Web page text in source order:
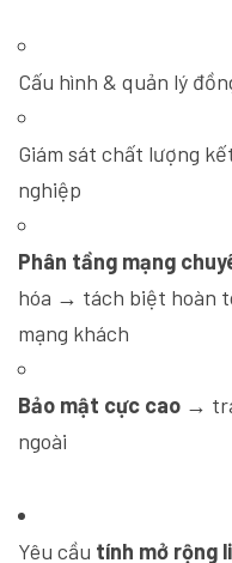
Cấu hình & quản lý
Giám sát chất lượng
nghiệp
Phân tầng mạng
hóa → tách biệt hoàn
mạng khách
Bảo mật cực cao →
ngoài
Yêu cầu tính mở rộng